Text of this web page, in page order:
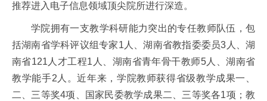
推荐进入电子信息领域顶尖院所进行深造。
学院拥有一支教学科研能力突出的专任教师队伍，包
括湖南省学科评议组专家1人、湖南省教指委委员3人、湖
南省121人才工程1人、湖南省青年骨干教师5人、湖南省
教学能手2人。近年来，学院教师获得省级教学成果一、
二、三等奖4项、国家民委教学成果二、三等奖各1项；教